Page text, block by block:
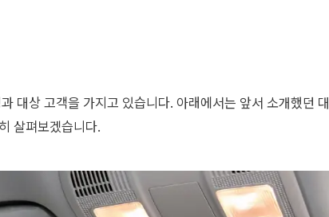
대상 고객을 가지고 있습니다. 아래에서는 앞서 소개했던 대
살펴보겠습니다.